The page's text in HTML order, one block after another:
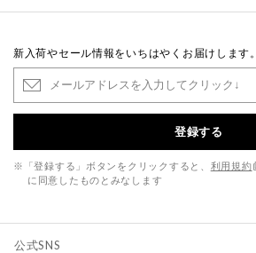
新入荷やセール情報をいちはやくお届けします。
登録する
※「登録する」ボタンをクリックすると、 利用規約
に同意したものとみなします
公式SNS